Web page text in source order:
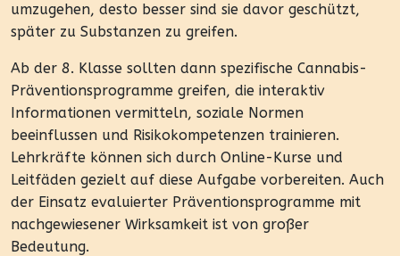
umzugehen, desto besser sind sie davor geschützt,
später zu Substanzen zu greifen.
Ab der 8. Klasse sollten dann spezifische Cannabis-
Präventionsprogramme greifen, die interaktiv
Informationen vermitteln, soziale Normen
beeinflussen und Risikokompetenzen trainieren.
Lehrkräfte können sich durch Online-Kurse und
Leitfäden gezielt auf diese Aufgabe vorbereiten. Auch
der Einsatz evaluierter Präventionsprogramme mit
nachgewiesener Wirksamkeit ist von großer
Bedeutung.